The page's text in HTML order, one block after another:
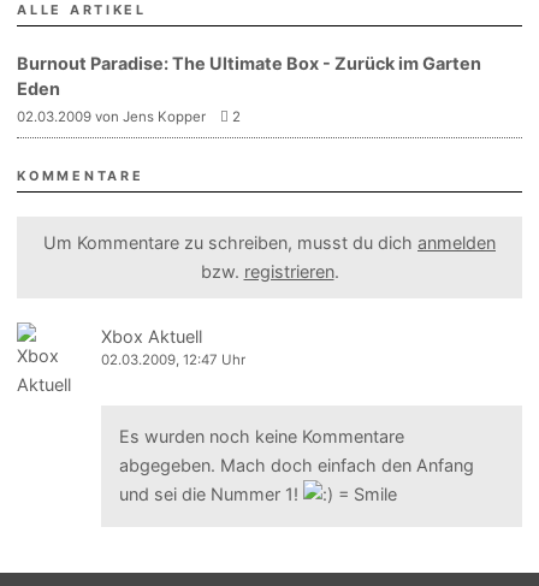
ALLE ARTIKEL
Burnout Paradise: The Ultimate Box - Zurück im Garten
Eden
02.03.2009 von Jens Kopper 2
KOMMENTARE
Um Kommentare zu schreiben, musst du dich anmelden
bzw. registrieren.
Xbox Aktuell
02.03.2009, 12:47 Uhr
Es wurden noch keine Kommentare
abgegeben. Mach doch einfach den Anfang
und sei die Nummer 1!